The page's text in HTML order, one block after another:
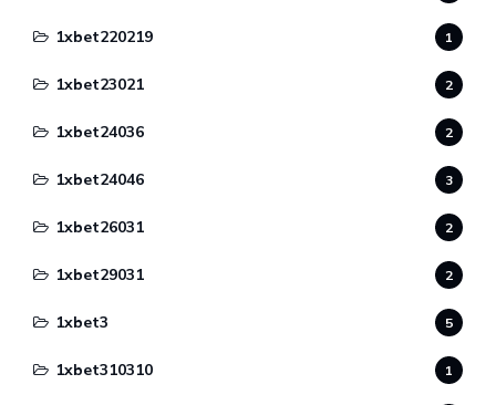
1xbet220219 1
1xbet23021 2
1xbet24036 2
1xbet24046 3
1xbet26031 2
1xbet29031 2
1xbet3 5
1xbet310310 1